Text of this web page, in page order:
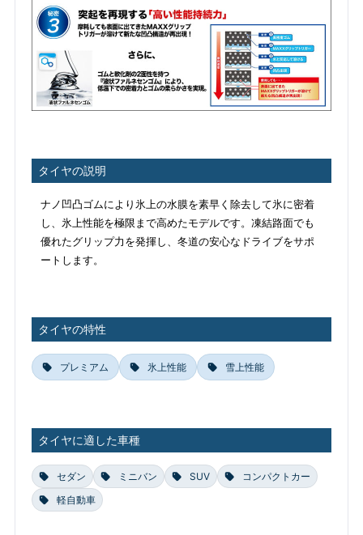
タイヤの説明
ナノ凹凸ゴムにより氷上の水膜を素早く除去して氷に密着
し、氷上性能を極限まで高めたモデルです。凍結路面でも
優れたグリップ力を発揮し、冬道の安心なドライブをサポ
ートします。
タイヤの特性
プレミアム 氷上性能 雪上性能
タイヤに適した車種
セダン ミニバン SUV
コンパクトカー
軽自動車